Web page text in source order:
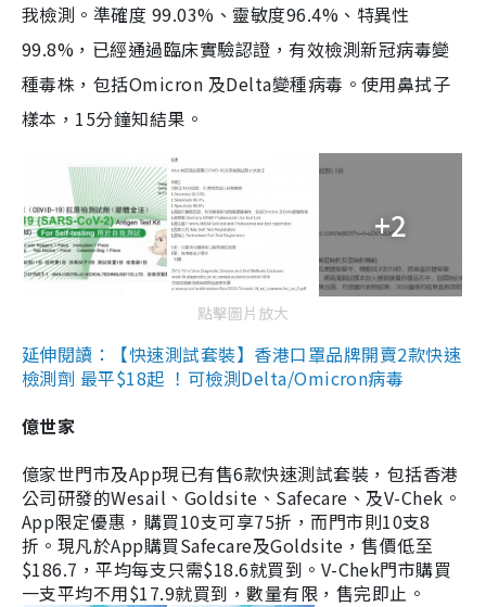
我檢測。準確度 99.03%、靈敏度96.4%、特異性
99.8%，已經通過臨床實驗認證，有效檢測新冠病毒變
種毒株，包括Omicron 及Delta變種病毒。使用鼻拭子
樣本，15分鐘知結果。
+2
點擊圖片放大
延伸閱讀：【快速測試套裝】香港口罩品牌開賣2款快速
檢測劑 最平$18起 ！可檢測Delta/Omicron病毒
億世家
億家世門市及App現已有售6款快速測試套裝，包括香港
公司研發的Wesail、Goldsite、Safecare、及V-Chek。
App限定優惠，購買10支可享75折，而門市則10支8
折。現凡於App購買Safecare及Goldsite，售價低至
$186.7，平均每支只需$18.6就買到。V-Chek門市購買
一支平均不用$17.9就買到，數量有限，售完即止。